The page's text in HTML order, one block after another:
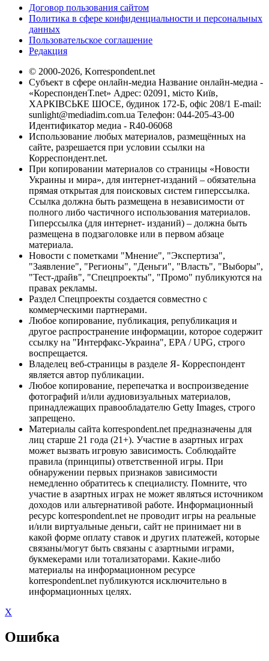
Договор пользования сайтом
Политика в сфере конфиденциальности и персональных
данных
Пользовательское соглашение
Редакция
© 2000-2026, Korrespondent.net
Субъект в сфере онлайн-медиа Название онлайн-медиа -
«КореспонденТ.net» Адрес: 02091, місто Київ,
ХАРКІВСЬКЕ ШОСЕ, будинок 172-Б, офіс 208/1 E-mail:
sunlight@mediadim.com.ua Телефон: 044-205-43-00
Идентификатор медиа - R40-06068
Использование любых материалов, размещённых на
сайте, разрешается при условии ссылки на
Корреспондент.net.
При копировании материалов со страницы «Новости
Украины и мира», для интернет-изданий – обязательна
прямая открытая для поисковых систем гиперссылка.
Ссылка должна быть размещена в независимости от
полного либо частичного использования материалов.
Гиперссылка (для интернет- изданий) – должна быть
размещена в подзаголовке или в первом абзаце
материала.
Новости с пометками "Мнение", "Экспертиза",
"Заявление", "Регионы", "Деньги", "Власть", "Выборы",
"Тест-драйв", "Спецпроекты", "Промо" публикуются на
правах рекламы.
Раздел Спецпроекты создается совместно с
коммерческими партнерами.
Любое копирование, публикация, републикация и
другое распространение информации, которое содержит
ссылку на "Интерфакс-Украина", EPA / UPG, строго
воспрещается.
Владелец веб-страницы в разделе Я- Корреспондент
является автор публикации.
Любое копирование, перепечатка и воспроизведение
фотографий и/или аудиовизуальных материалов,
принадлежащих правообладателю Getty Images, строго
запрещено.
Материалы сайта korrespondent.net предназначены для
лиц старше 21 года (21+). Участие в азартных играх
может вызвать игровую зависимость. Соблюдайте
правила (принципы) ответственной игры. При
обнаружении первых признаков зависимости
немедленно обратитесь к специалисту. Помните, что
участие в азартных играх не может являться источником
доходов или альтернативой работе. Информационный
ресурс korrespondent.net не проводит игры на реальные
и/или виртуальные деньги, сайт не принимает ни в
какой форме оплату ставок и других платежей, которые
связаны/могут быть связаны с азартными играми,
букмекерами или тотализаторами. Какие-либо
материалы на информационном ресурсе
korrespondent.net публикуются исключительно в
информационных целях.
X
Ошибка